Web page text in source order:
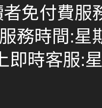
者免付費服
務時間:星
即時客服: